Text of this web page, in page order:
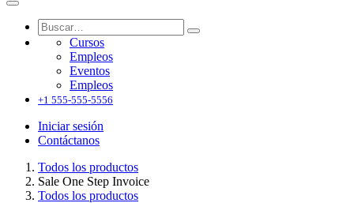
Cursos
Empleos
Eventos
Empleos
+1 555-555-5556
Iniciar sesión
Contáctanos
Todos los productos
Sale One Step Invoice
Todos los productos